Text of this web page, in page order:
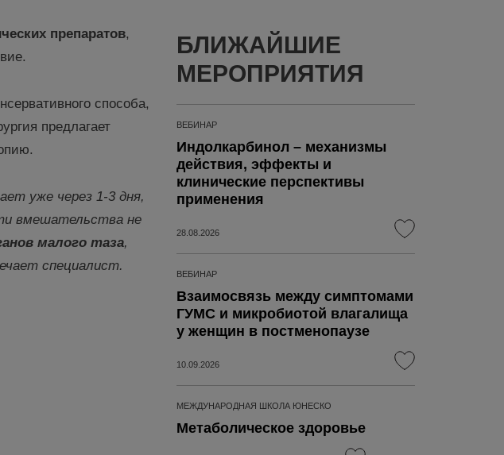
препаратов,
способа,
предлагает
уже через 1-3 дня,
вмешательства не
малого таза,
специалист.
БЛИЖАЙШИЕ
МЕРОПРИЯТИЯ
ВЕБИНАР
Индолкарбинол – механизмы
действия, эффекты и
клинические перспективы
применения
28.08.2026
ВЕБИНАР
Взаимосвязь между симптомами
ГУМС и микробиотой влагалища
у женщин в постменопаузе
10.09.2026
МЕЖДУНАРОДНАЯ ШКОЛА ЮНЕСКО
Метаболическое здоровье